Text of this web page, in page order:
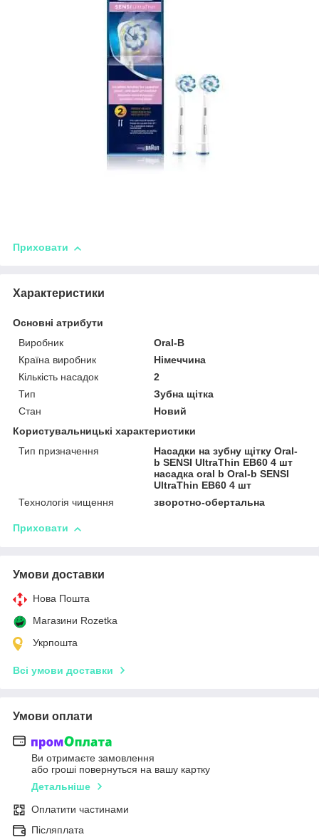
Приховати
Характеристики
Основні атрибути
Виробник
Oral-B
Країна виробник
Німеччина
Кількість насадок
2
Тип
Зубна щітка
Стан
Новий
Користувальницькі характеристики
Тип призначення
Насадки на зубну щітку Oral-
b SENSI UltraThin EB60 4 шт
насадка oral b Oral-b SENSI
UltraThin EB60 4 шт
Технологія чищення
зворотно-обертальна
Приховати
Умови доставки
Нова Пошта
Магазини Rozetka
Укрпошта
Всі умови доставки
Умови оплати
Ви отримаєте замовлення
або гроші повернуться на вашу картку
Детальніше
Оплатити частинами
Післяплата